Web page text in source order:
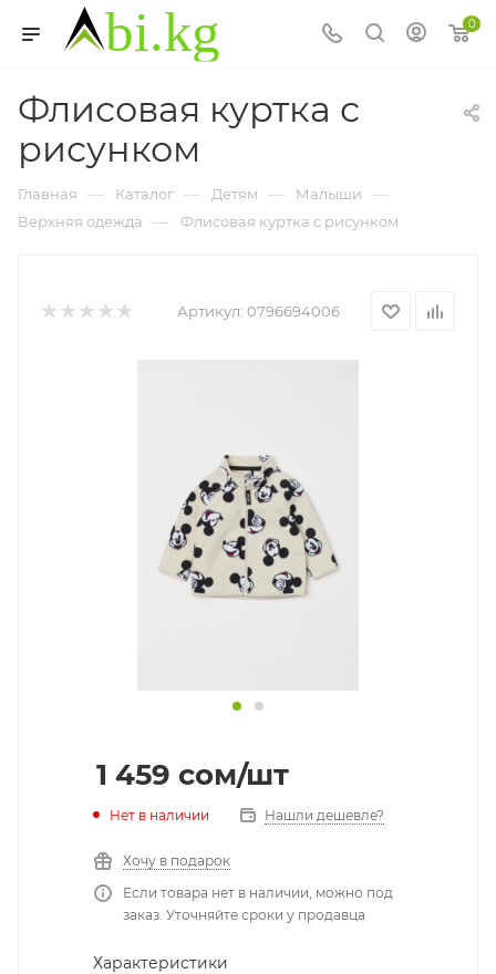
0
Флисовая куртка с
рисунком
Главная — Каталог — Детям — Малыши —
Верхняя одежда — Флисовая куртка с рисунком
Артикул: 0796694006
1 459 cом/шт
Нет в наличии Нашли дешевле?
Хочу в подарок
Если товара нет в наличии, можно под
заказ. Уточняйте сроки у продавца
Характеристики